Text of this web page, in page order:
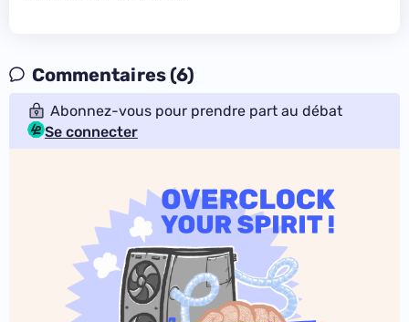
Commentaires (6)
Abonnez-vous pour prendre part au débat
Se connecter